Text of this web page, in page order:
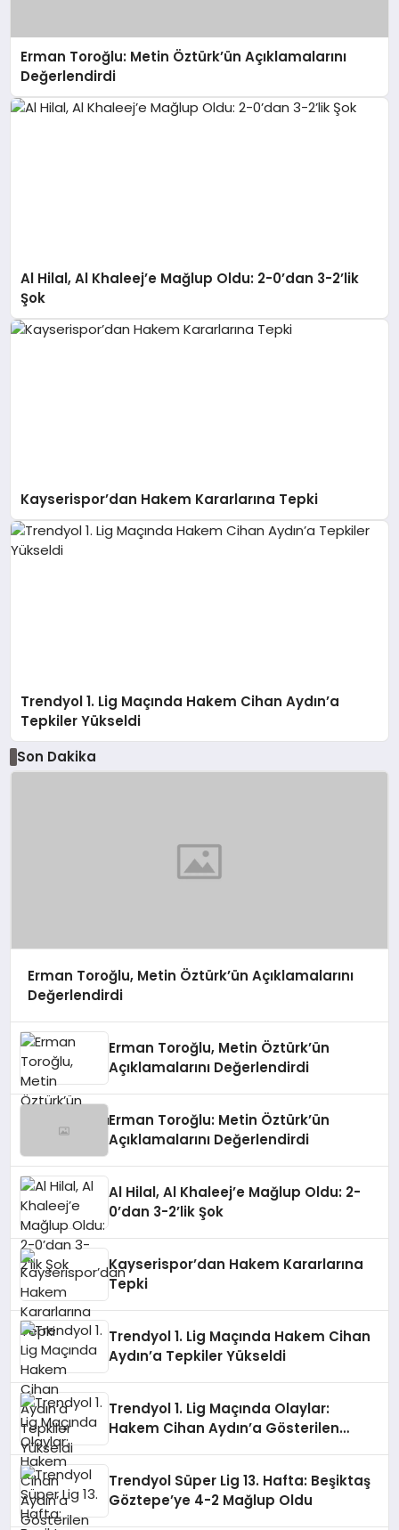
Erman Toroğlu: Metin Öztürk’ün Açıklamalarını
Değerlendirdi
Al Hilal, Al Khaleej’e Mağlup Oldu: 2-0’dan 3-2’lik
Şok
Kayserispor’dan Hakem Kararlarına Tepki
Trendyol 1. Lig Maçında Hakem Cihan Aydın’a
Tepkiler Yükseldi
Son Dakika
Erman Toroğlu, Metin Öztürk’ün Açıklamalarını
Değerlendirdi
Erman Toroğlu, Metin Öztürk’ün
Açıklamalarını Değerlendirdi
Erman Toroğlu: Metin Öztürk’ün
Açıklamalarını Değerlendirdi
Al Hilal, Al Khaleej’e Mağlup Oldu: 2-
0’dan 3-2’lik Şok
Kayserispor’dan Hakem Kararlarına
Tepki
Trendyol 1. Lig Maçında Hakem Cihan
Aydın’a Tepkiler Yükseldi
Trendyol 1. Lig Maçında Olaylar:
Hakem Cihan Aydın’a Gösterilen
Trendyol Süper Lig 13. Hafta: Beşiktaş
Göztepe’ye 4-2 Mağlup Oldu